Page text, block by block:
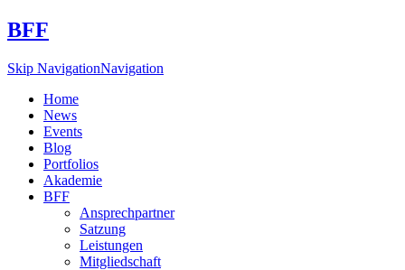
BFF
Skip NavigationNavigation
Home
News
Events
Blog
Portfolios
Akademie
BFF
Ansprechpartner
Satzung
Leistungen
Mitgliedschaft